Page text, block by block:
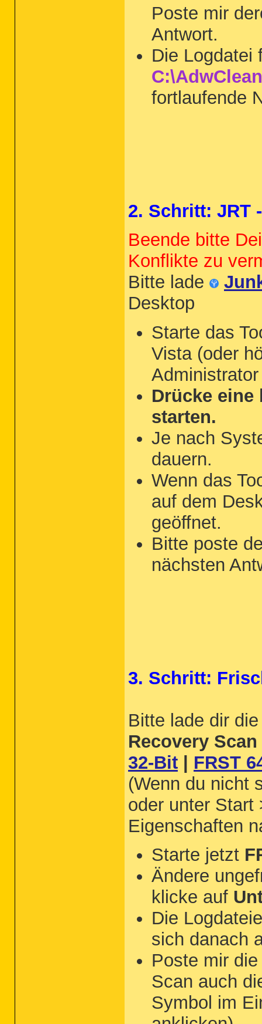
Poste mir
Antwort.
Die Logdatei
fortlaufende
2. Schritt: JRT
Beende bitte
Konflikte zu
Bitte lade
Desktop
Starte das
Vista (oder
Drücke eine
starten.
Je nach
dauern.
Wenn das
auf dem
geöffnet.
Bitte poste
nächsten
3. Schritt:
Bitte lade dir
Recovery
32-Bit
FRST
(Wenn du nicht
oder unter Start
Eigenschaften
Starte jetzt
Ändere
klicke auf
Die
sich danach
Poste mir
Scan auch
Symbol im